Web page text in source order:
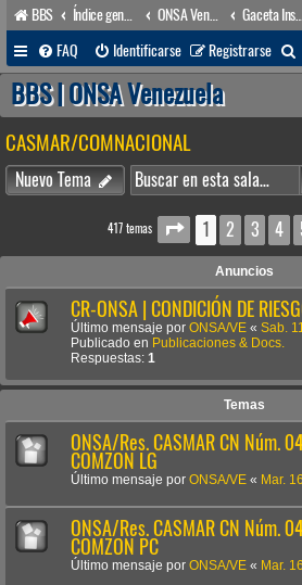
BBS Índice general ONSA Venezuela (acceso público) Gaceta Institucional
FAQ
Identificarse Registrarse
r
BBS | ONSA Venezuela
CASMAR/COMNACIONAL
Nuevo Tema
417 temas Página1 de 17
1 2 3 4
Anuncios
CR-ONSA | CONDICIÓN DE
Último mensaje por ONSA/VE « Sab.
Publicado en Publicaciones & Docs.
Respuestas: 1
Temas
ONSA/Res. CASMAR CN Núm.
COMZON LG
Último mensaje por ONSA/VE « Mar.
ONSA/Res. CASMAR CN Núm.
COMZON PC
Último mensaje por ONSA/VE « Mar.